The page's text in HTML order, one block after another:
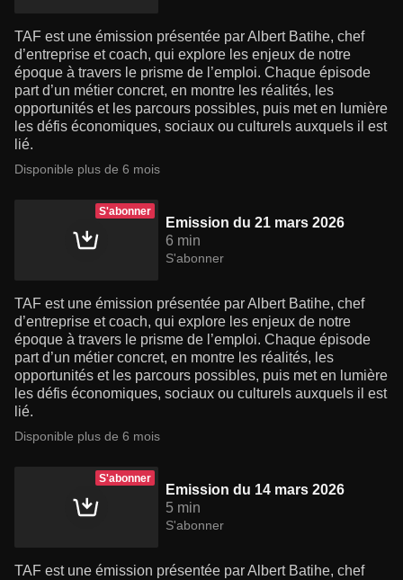
TAF est une émission présentée par Albert Batihe, chef
d’entreprise et coach, qui explore les enjeux de notre
époque à travers le prisme de l’emploi. Chaque épisode
part d’un métier concret, en montre les réalités, les
opportunités et les parcours possibles, puis met en lumière
les défis économiques, sociaux ou culturels auxquels il est
lié.
Disponible plus de 6 mois
S'abonner
Emission du 21 mars 2026
6 min
S'abonner
TAF est une émission présentée par Albert Batihe, chef
d’entreprise et coach, qui explore les enjeux de notre
époque à travers le prisme de l’emploi. Chaque épisode
part d’un métier concret, en montre les réalités, les
opportunités et les parcours possibles, puis met en lumière
les défis économiques, sociaux ou culturels auxquels il est
lié.
Disponible plus de 6 mois
S'abonner
Emission du 14 mars 2026
5 min
S'abonner
TAF est une émission présentée par Albert Batihe, chef